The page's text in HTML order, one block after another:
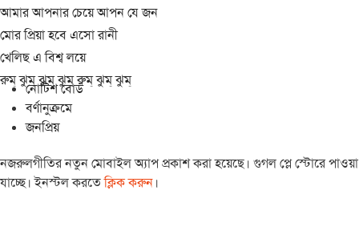
আমার আপনার চেয়ে আপন যে জন
মোর প্রিয়া হবে এসো রানী
খেলিছ এ বিশ্ব লয়ে
রুম্ ঝুম্ ঝুম্ ঝুম্ রুম্ ঝুম্ ঝুম্
নোটিশ বোর্ড
বর্ণানুক্রমে
জনপ্রিয়
নজরুলগীতির নতুন মোবাইল অ্যাপ প্রকাশ করা হয়েছে। গুগল প্লে স্টোরে পাওয়া
যাচ্ছে। ইনস্টল করতেক্লিক করুন।